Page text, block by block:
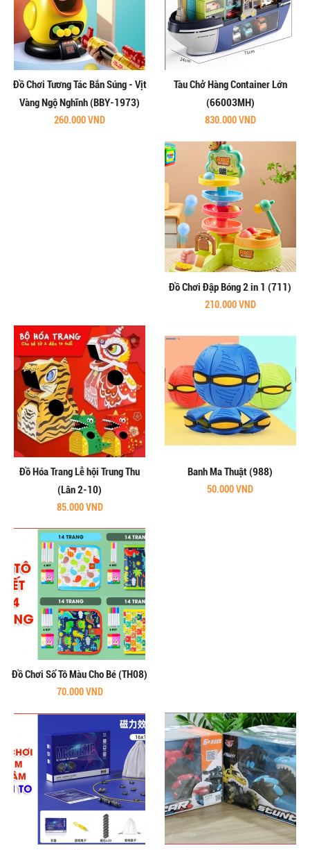
Đồ Chơi Tương Tác Bắn Súng - Vịt
Vàng Ngộ Nghĩnh (BBY-1973)
260.000 VND
Tàu Chở Hàng Container Lớn
(66003MH)
830.000 VND
Đồ Chơi Đập Bóng 2 in 1 (711)
210.000 VND
Đồ Hóa Trang Lễ hội Trung Thu
(Lân 2-10)
85.000 VND
Banh Ma Thuật (988)
50.000 VND
Đồ Chơi Sổ Tô Màu Cho Bé (TH08)
70.000 VND